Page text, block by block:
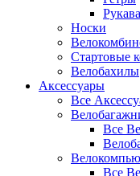
Рукава
Носки
Стартовые
Велобахилы
Аксессуары
Все
Все
Все